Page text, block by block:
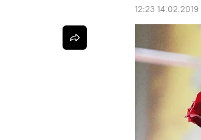
12:23 14.02.2019